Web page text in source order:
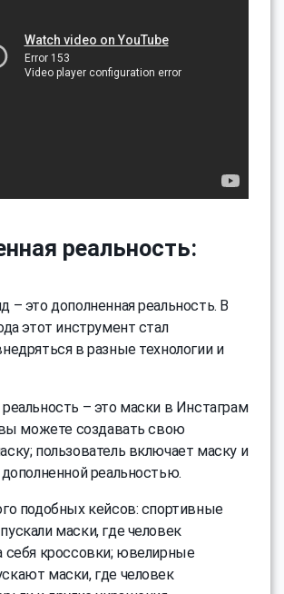
реальность:
– это дополненная реальность. В
этот инструмент стал
в разные технологии и
– это маски в Инстаграм
можете создавать свою
пользователь включает маску и
реальностью.
подобных кейсов: спортивные
маски, где человек
себя кроссовки; ювелирные
маски, где человек